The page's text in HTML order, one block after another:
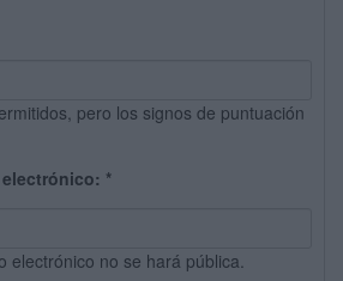
pero los signos de puntuación
*
electrónico no se hará pública.